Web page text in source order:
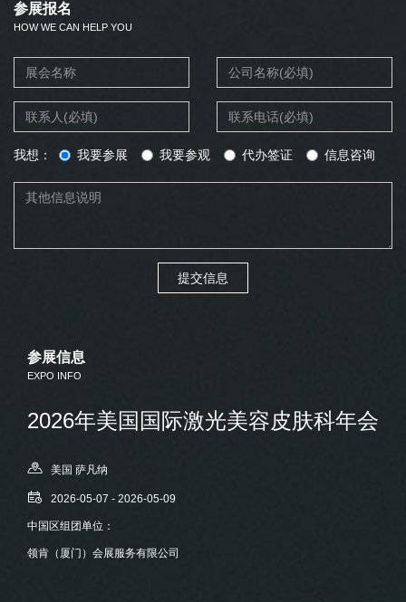
参展报名
HOW WE CAN HELP YOU
我想： 我要参展 我要参观 代办签证 信息咨询
提交信息
参展信息
EXPO INFO
2026年美国国际激光美容皮肤科年会
美国 萨凡纳
2026-05-07 - 2026-05-09
中国区组团单位：
领肯（厦门）会展服务有限公司